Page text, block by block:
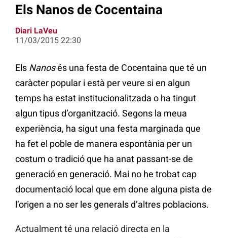
Els Nanos de Cocentaina
Diari LaVeu
11/03/2015 22:30
Els Nanosés una festa de Cocentaina que té un
caràcter popular i està per veure si en algun
temps ha estat institucionalitzada o ha tingut
algun tipus d’organització. Segons la meua
experiència, ha sigut una festa marginada que
ha fet el poble de manera espontània per un
costum o tradició que ha anat passant-se de
generació en generació. Mai no he trobat cap
documentació local que em done alguna pista de
l’origen a no ser les generals d’altres poblacions.
Actualment té una relació directa en la